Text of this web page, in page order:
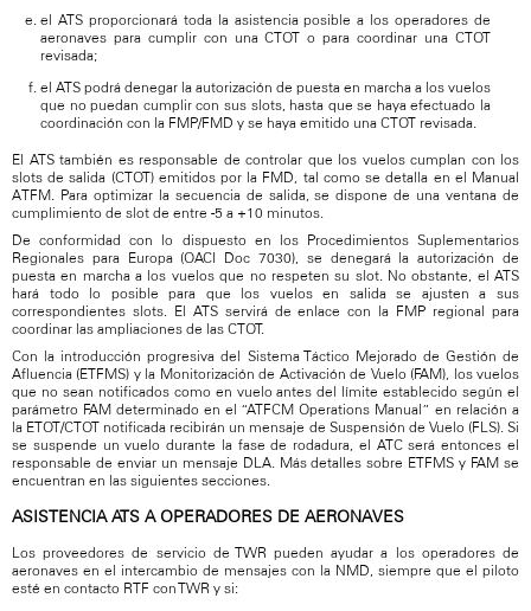
el ATS proporcionará toda la asistencia posible a los operadores de
aeronaves para cumplir con una CTOT o para coordinar una CTOT
revisada;
el ATS podrá denegar la autorización de puesta en marcha a los vuelos
que no puedan cumplir con sus slots, hasta que se haya efectuado la
coordinación con la FMP/FMD y se haya emitido una CTOT revisada.
El ATS también es responsable de controlar que los vuelos cumplan con los
slots de salida (CTOT) emitidos por la FMD, tal como se detalla en el Manual
ATFM. Para optimizar la secuencia de salida, se dispone de una ventana de
cumplimiento de slot de entre -5 a +10 minutos.
De conformidad con lo dispuesto en los Procedimientos Suplementarios
Regionales para Europa (OACI Doc 7030), se denegará la autorización de
puesta en marcha a los vuelos que no respeten su slot. No obstante, el ATS
hará todo lo posible para que los vuelos en salida se ajusten a sus
correspondientes slots. El ATS servirá de enlace con la FMP regional para
coordinar las ampliaciones de las CTOT.
Con la introducción progresiva del Sistema Táctico Mejorado de Gestión de
Afluencia (ETFMS) y la Monitorización de Activación de Vuelo (FAM), los vuelos
que no sean notificados como en vuelo antes del límite establecido según el
parámetro FAM determinado en el “ATFCM Operations Manual” en relación a
la ETOT/CTOT notificada recibirán un mensaje de Suspensión de Vuelo (FLS). Si
se suspende un vuelo durante la fase de rodadura, el ATC será entonces el
responsable de enviar un mensaje DLA. Más detalles sobre ETFMS y FAM se
encuentran en las siguientes secciones.
ASISTENCIA ATS A OPERADORES DE AERONAVES
Los proveedores de servicio de TWR pueden ayudar a los operadores de
aeronaves en el intercambio de mensajes con la NMD, siempre que el piloto
esté en contacto RTF con TWR y si: